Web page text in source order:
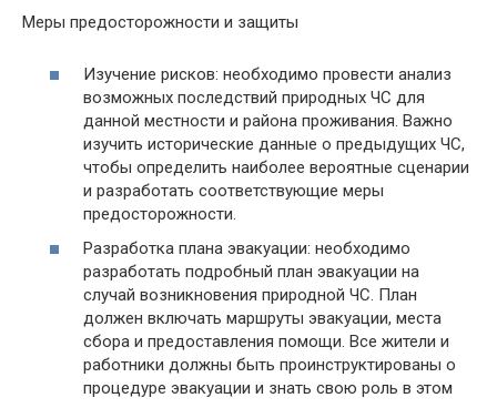
Меры предосторожности и защиты
Изучение рисков: необходимо провести анализ
возможных последствий природных ЧС для
данной местности и района проживания. Важно
изучить исторические данные о предыдущих ЧС,
чтобы определить наиболее вероятные сценарии
и разработать соответствующие меры
предосторожности.
Разработка плана эвакуации: необходимо
разработать подробный план эвакуации на
случай возникновения природной ЧС. План
должен включать маршруты эвакуации, места
сбора и предоставления помощи. Все жители и
работники должны быть проинструктированы о
процедуре эвакуации и знать свою роль в этом